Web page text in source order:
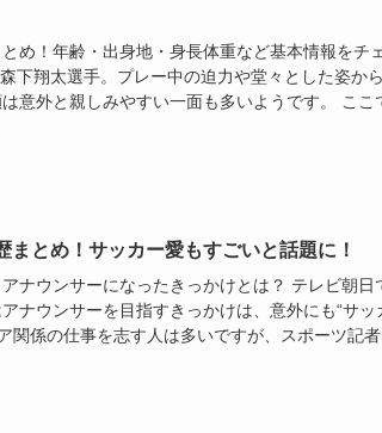
め！年齢・出身地・身長体重など基本情報をチ
下翔太選手。プレー中の迫力や堂々とした姿か
意外と親しみやすい一面も多いようです。 ここ
まとめ！サッカー愛もすごいと話題に！
ナウンサーになったきっかけとは？ テレビ朝日
ナウンサーを目指すきっかけは、意外にも“サッ
関係の仕事を志す人は多いですが、スポーツ記者